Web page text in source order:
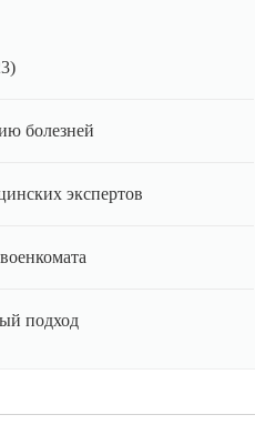
болезней
экспертов
подход